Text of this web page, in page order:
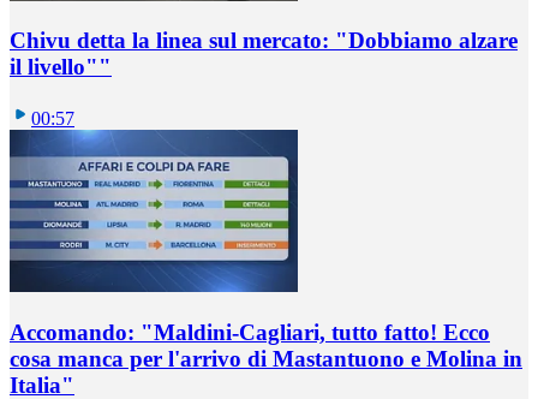
Chivu detta la linea sul mercato: "Dobbiamo alzare
il livello""
00:57
Accomando: "Maldini-Cagliari, tutto fatto! Ecco
cosa manca per l'arrivo di Mastantuono e Molina in
Italia"